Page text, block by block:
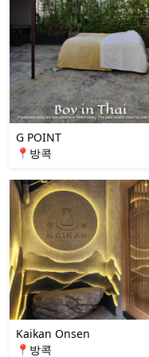
G POINT
📍방콕
Kaikan Onsen
📍방콕